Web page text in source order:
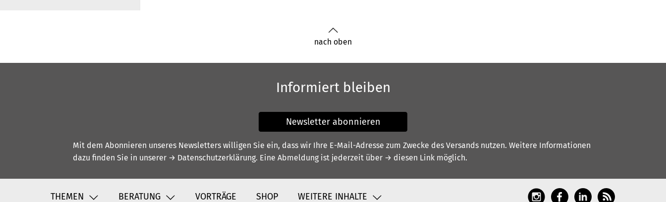
nach oben
Informiert bleiben
Newsletter abonnieren
Mit dem Abonnieren unseres Newsletters willigen Sie ein, dass wir Ihre E-Mail-Adresse zum Zwecke des Versands nutzen. Weitere Informationen
dazu finden Sie in unserer → Datenschutzerklärung. Eine Abmeldung ist jederzeit über → diesen Link möglich.
THEMEN BERATUNG VORTRÄGE SHOP WEITERE INHALTE